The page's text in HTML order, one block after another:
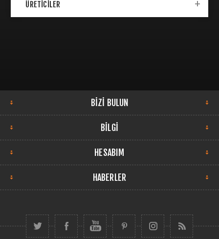
ÜRETICILER
BIZI BULUN
BILGI
HESABIM
HABERLER